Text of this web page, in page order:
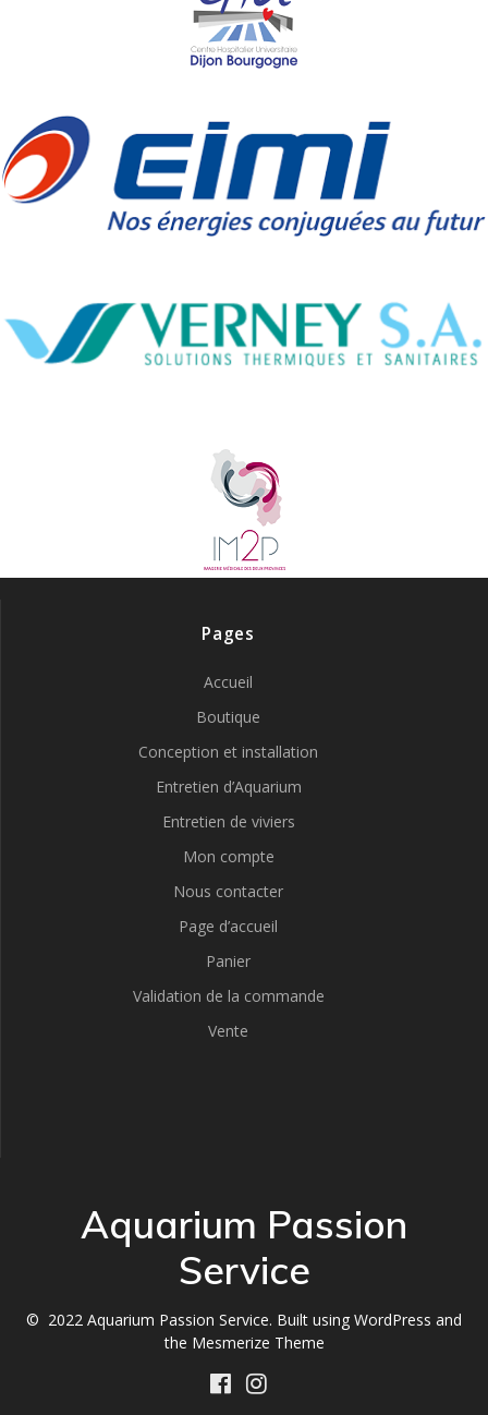
Pages
Accueil
Boutique
Conception et installation
Entretien d’Aquarium
Entretien de viviers
Mon compte
Nous contacter
Page d’accueil
Panier
Validation de la commande
Vente
Aquarium Passion
Service
© 2022 Aquarium Passion Service. Built using WordPress and
the Mesmerize Theme